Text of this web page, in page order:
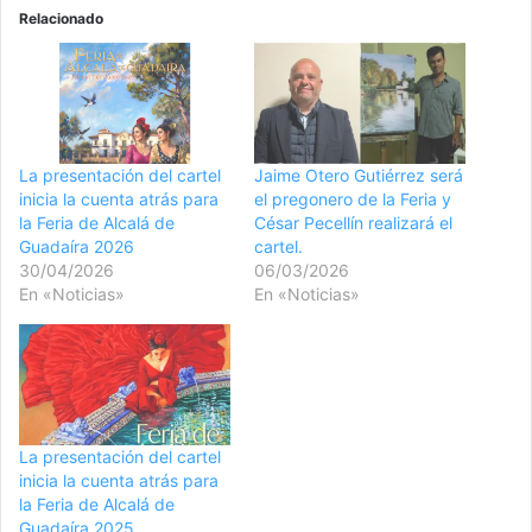
Relacionado
​La presentación del cartel
inicia la cuenta ​atrás para
la Feria de Alcalá de
Guadaíra 2026
30/04/2026
En «Noticias»
Jaime Otero Gutiérrez será
el pregonero de la Feria y
César Pecellín realizará el
cartel.
06/03/2026
En «Noticias»
La presentación del cartel
inicia la cuenta ​atrás para
la Feria de Alcalá de
Guadaíra 2025